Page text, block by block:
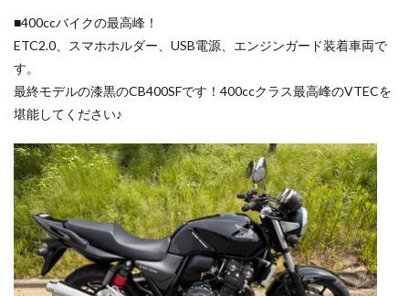
■400ccバイクの最高峰！
ETC2.0、スマホホルダー、USB電源、エンジンガード装着車両で
す。
最終モデルの漆黒のCB400SFです！400ccクラス最高峰のVTECを
堪能してください♪